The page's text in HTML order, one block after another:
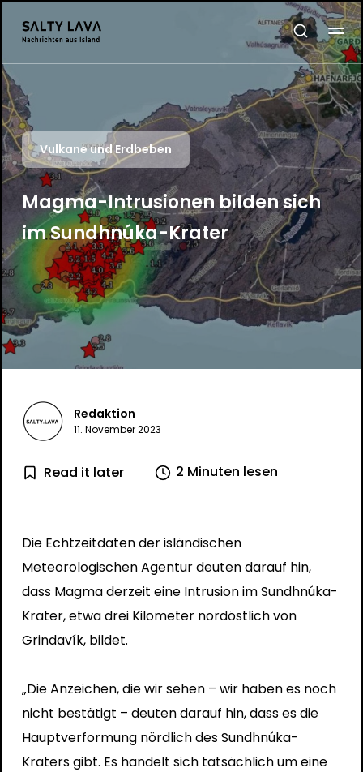
Vulkane und Erdbeben
Magma-Intrusionen bilden sich
im Sundhnúka-Krater
Redaktion
11. November 2023
Read it later 2 Minuten lesen
Die Echtzeitdaten der isländischen
Meteorologischen Agentur deuten darauf hin,
dass Magma derzeit eine Intrusion im Sundhnúka-
Krater, etwa drei Kilometer nordöstlich von
Grindavík, bildet.
„Die Anzeichen, die wir sehen – wir haben es noch
nicht bestätigt – deuten darauf hin, dass es die
Hauptverformung nördlich des Sundhnúka-
Kraters gibt. Es handelt sich tatsächlich um eine